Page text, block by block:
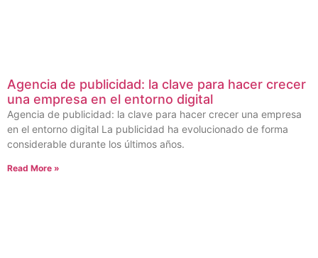
Agencia de publicidad: la clave para hacer crecer
una empresa en el entorno digital
Agencia de publicidad: la clave para hacer crecer una empresa
en el entorno digital La publicidad ha evolucionado de forma
considerable durante los últimos años.
Read More »